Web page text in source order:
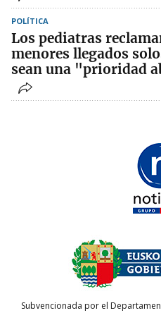
POLÍTICA
Los pediatras
menores llegados
sean una "prioridad
Subvencionada por el